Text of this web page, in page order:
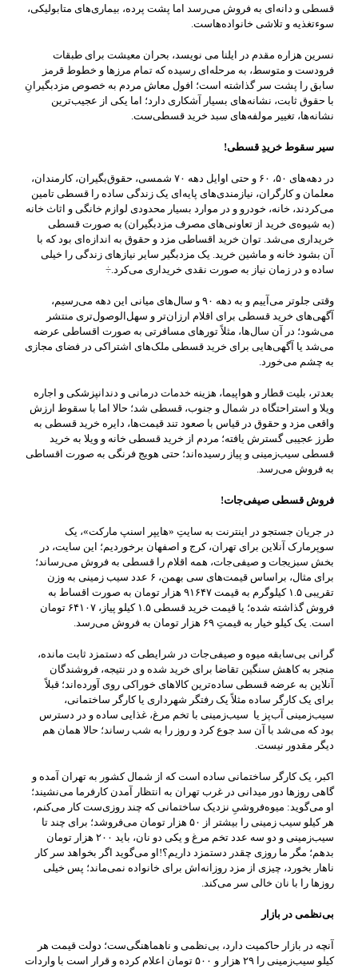
قسطی و دانه‌ای به فروش می‌رسد اما پشت پرده، بیماری‌های متابولیکی،
سوءتغذیه و تلاشی خانواده‌هاست.
نسرین هزاره مقدم در ایلنا می نویسد، بحران معیشت برای طبقات
فرودست و متوسط، به مرحله‌ای رسیده که تمام مرزها و خطوط قرمز
سابق را پشت سر گذاشته است؛ افول معاش مردم به خصوص مزدبگیرانِ
با حقوق ثابت، نشانه‌های بسیار آشکاری دارد؛ اما یکی از عجیب‌ترین
نشانه‌ها، تغییر مولفه‌های سبد خرید قسطی‌ست.
سیر سقوط خریدِ قسطی!
در دهه‌های ۵۰، ۶۰ و حتی اوایل دهه ۷۰ شمسی، حقوق‌بگیران، کارمندان،
معلمان و کارگران، نیازمندی‌های پایه‌ای یک زندگی ساده را قسطی تامین
می‌کردند، خانه، خودرو و در موارد بسیار محدودی لوازم خانگی و اثاث خانه
(به شیوه‌ی خرید از تعاونی‌های مصرف مزدبگیران) به صورت قسطی
خریداری می‌شد. توان خرید اقساطی مزد و حقوق به اندازه‌ای بود که با
آن بشود خانه و ماشین خرید. یک مزدبگیر سایر نیازهای زندگی را خیلی
ساده و در زمان نیاز به صورت نقدی خریداری می‌کرد.÷
وقتی جلوتر می‌آییم و به دهه‌ ۹۰ و سال‌های میانی این دهه می‌رسیم،
آگهی‌های خرید قسطی برای اقلام ارزان‌تر و سهل‌الوصول‌تری منتشر
می‌شود؛ در آن سال‌ها، مثلاً تورهای مسافرتی به صورت اقساطی عرضه
می‌شد یا آگهی‌هایی برای خرید قسطی ملک‌های اشتراکی در فضای مجازی
به چشم می‌خورد.
بعدتر، بلیت‌ قطار و هواپیما، هزینه خدمات درمانی و دندانپزشکی و اجاره
ویلا و استراحتگاه در شمال و جنوب، قسطی شد؛ حالا اما با سقوط ارزش
واقعی مزد و حقوق در قیاس با صعود تند قیمت‌ها، دایره خرید قسطی به
طرز عجیبی گسترش یافته؛ مردم از خرید قسطی خانه و ویلا به خرید
قسطی سیب‌زمینی و پیاز رسیده‌اند؛ حتی هویج فرنگی به صورت اقساطی
به فروش می‌رسد.
فروش قسطی صیفی‌جات!
در جریان جستجو در اینترنت به سایتِ «هایپر اسنپ مارکت»، یک
سوپرمارک آنلاین برای تهران، کرج و اصفهان برخوردیم؛ این سایت، در
بخش سبزیجات و صیفی‌جات، همه اقلام را قسطی به فروش می‌رساند؛
برای مثال، براساس قیمت‌های سی بهمن، ۶ عدد سیب زمینی به وزن
تقریبی ۱.۵ کیلوگرم به قیمت ۹۱۶۴۷ هزار تومان به صورت اقساط به
فروش گذاشته شده؛ یا قیمت خرید قسطی ۱.۵ کیلو پیاز، ۶۴۱۰۷ تومان
است. یک کیلو خیار به قیمتِ ۶۹ هزار تومان به فروش می‌رسد.
گرانی بی‌سابقه میوه و صیفی‌جات در شرایطی که دستمزد ثابت مانده،
منجر به کاهش سنگین تقاضا برای خرید شده و در نتیجه، فروشندگان
آنلاین به عرضه قسطی ساده‌ترین کالاهای خوراکی روی آورده‌اند؛ قبلاً
برای یک کارگر ساده مثلاً یک رفتگر شهرداری یا کارگر ساختمانی،
سیب‌زمینی آب‌پز یا سیب‌زمینی با تخم مرغ، غذایی ساده و در دسترس
بود که می‌شد با آن سد جوع کرد و روز را به شب رساند؛ حالا همان هم
دیگر مقدور نیست.
اکبر، یک کارگر ساختمانی ساده است که از شمال کشور به تهران آمده و
گاهی روزها دور میدانی در غرب تهران به انتظار آمدن کارفرما می‌نشیند؛
او می‌گوید: میوه‌فروشیِ نزدیک ساختمانی که چند روزی‌ست کار می‌کنم،
هر کیلو سیب زمینی را بیشتر از ۵۰ هزار تومان می‌فروشد؛ برای چند تا
سیب‌زمینی و دو سه عدد تخم مرغ و یکی دو نان، باید ۲۰۰ هزار تومان
بدهم؛ مگر ما روزی چقدر دستمزد داریم؟!او می‌گوید اگر بخواهد سر کار
ناهار بخورد، چیزی از مزد روزانه‌اش برای خانواده نمی‌ماند؛ پس خیلی
روزها را با نان خالی سر می‌کند.
بی‌نظمی در بازار
آنچه در بازار حاکمیت دارد، بی‌نظمی و ناهماهنگی‌ست؛ دولت قیمت هر
کیلو سیب‌زمینی را ۲۹ هزار و ۵۰۰ تومان اعلام کرده و قرار است با واردات